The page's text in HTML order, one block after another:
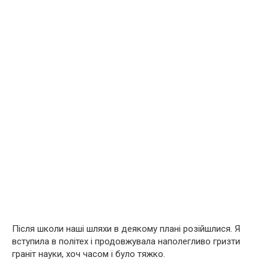
Після школи наші шляхи в деякому плані розійшлися. Я
вступила в політех і продовжувала наполегливо гризти
граніт науки, хоч часом і було тяжко.